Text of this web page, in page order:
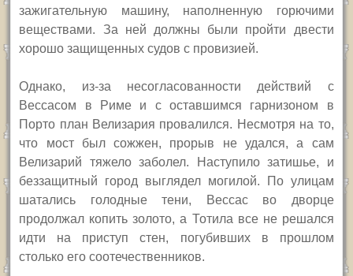
зажигательную машину, наполненную горючими
веществами. За ней должны были пройти двести
хорошо защищенных судов с провизией.
Однако, из-за несогласованности действий с
Вессасом в Риме и с оставшимся гарнизоном в
Порто план Велизария провалился. Несмотря на то,
что мост был сожжен, прорыв не удался, а сам
Велизарий тяжело заболел. Наступило затишье, и
беззащитный город выглядел могилой. По улицам
шатались голодные тени, Вессас во дворце
продолжал копить золото, а Тотила все не решался
идти на приступ стен, погубивших в прошлом
столько его соотечественников.